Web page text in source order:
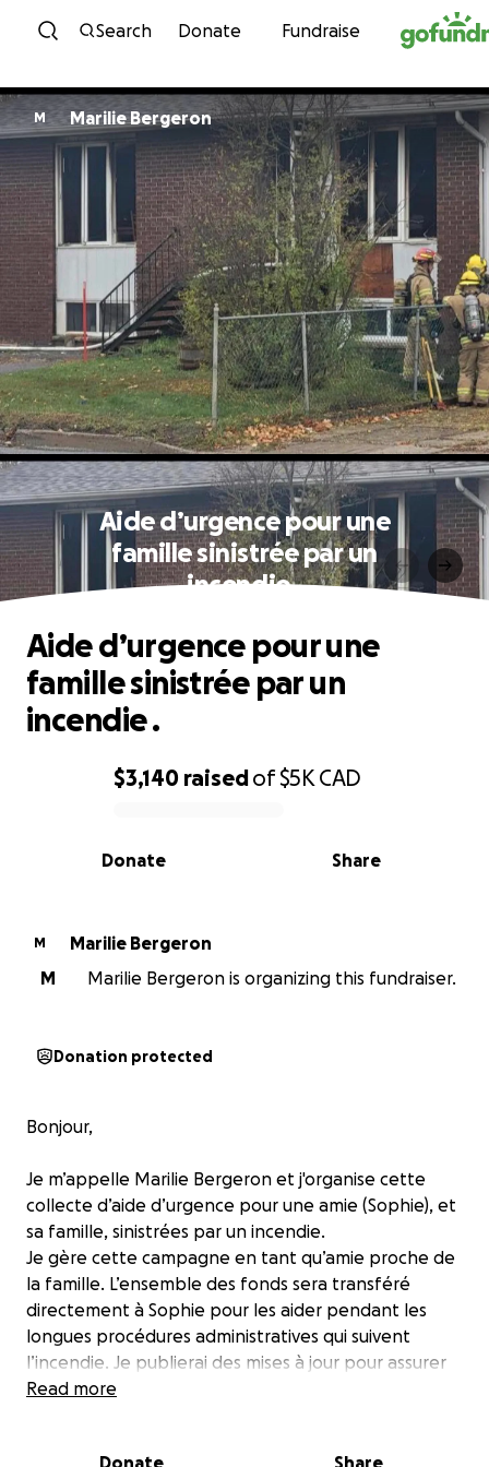
Skip to content
Search Donate Fundraise
M Marilie Bergeron
Aide d’urgence pour une
famille sinistrée par un
incendie .
0% complete
$3,140 raisedof$5K CAD
Share
Donate
Aide d’urgence pour une
famille sinistrée par un
incendie .
M
Marilie Bergeron
M
Marilie Bergeron is organizing this fundraiser.
Donation protected
Bonjour,
Je m’appelle Marilie Bergeron et j'organise cette
collecte d’aide d’urgence pour une amie (Sophie), et
sa famille, sinistrées par un incendie.
Je gère cette campagne en tant qu’amie proche de
la famille. L’ensemble des fonds sera transféré
directement à Sophie pour les aider pendant les
longues procédures administratives qui suivent
l’incendie. Je publierai des mises à jour pour assurer
la transparence.
Read more
Donate Share